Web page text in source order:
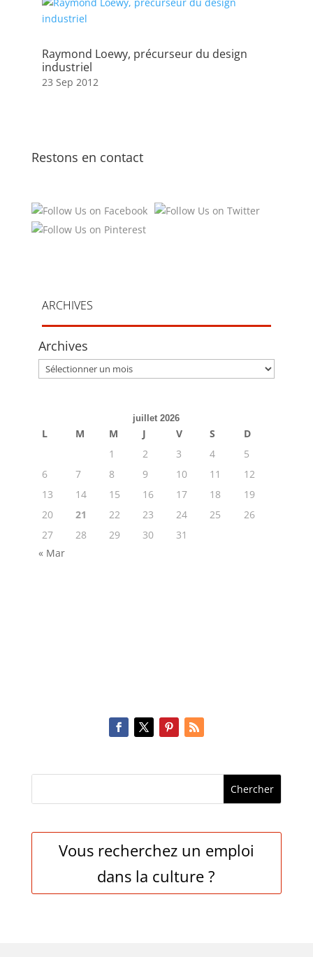
Raymond Loewy, précurseur du design
industriel
23 Sep 2012
Restons en contact
ARCHIVES
Archives
Archives
juillet 2026
L M M J V S
D
1
2 3 4
5
6
7 8 9 10 11
12
13
14 15 16 17 18
19
20
21 22 23 24 25
26
27
28 29 30
31
« Mar
Vous recherchez un emploi
dans la culture ?